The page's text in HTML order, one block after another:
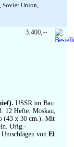
Soviet Union,
USSR im Bau.
12 Hefte. Moskau,
(43 x 30 cm.). Mit
Orig.-
von El
3.400,--